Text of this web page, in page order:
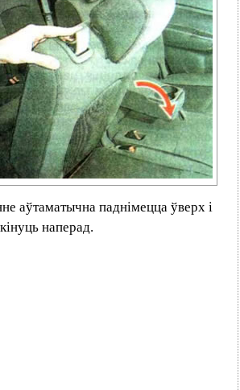
аўтаматычна паднімецца ўверх і
наперад.